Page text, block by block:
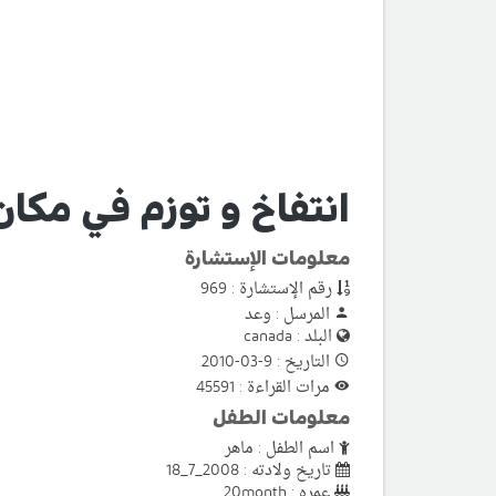
انتفاخ و توزم في
معلومات الإستشارة
رقم الإستشارة : 969
المرسل : وعد
البلد : canada
التاريخ : 9-03-2010
مرات القراءة : 45591
معلومات الطفل
اسم الطفل : ماهر
تاريخ ولادته : 2008_7_18